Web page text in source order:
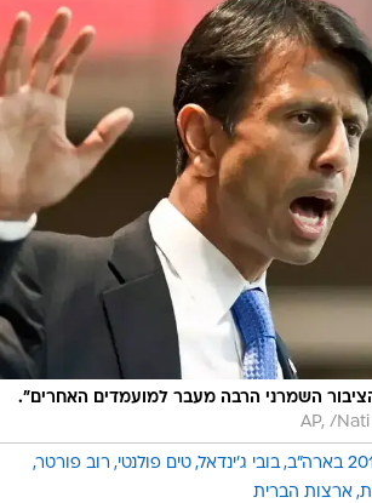
השמרני הרבה מעבר למועמדים האחרים".
AP, /
בובי ג'ינדאל טים פולנטי רוב פורטר
ארצות הברית